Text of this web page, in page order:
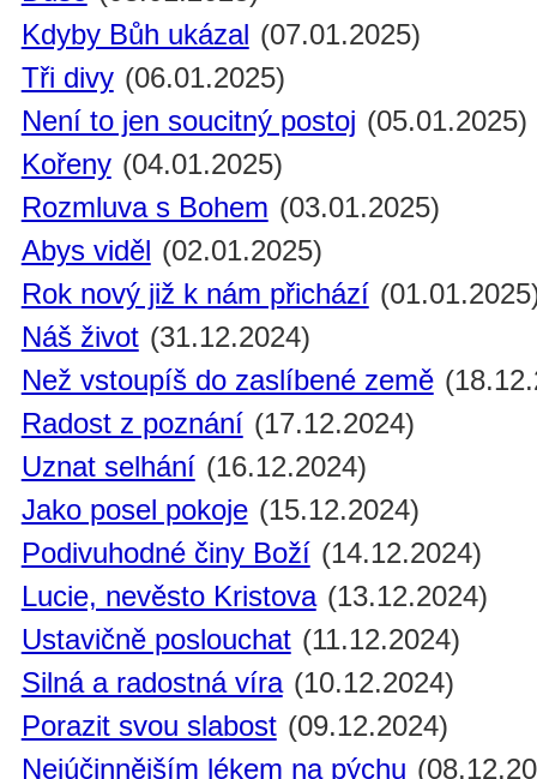
Kdyby Bůh ukázal (07.01.2025)
Tři divy (06.01.2025)
Není to jen soucitný postoj (05.01.2025)
Kořeny (04.01.2025)
Rozmluva s Bohem (03.01.2025)
Abys viděl (02.01.2025)
Rok nový již k nám přichází
Náš život (31.12.2024)
Než vstoupíš do zaslíbené země
Radost z poznání (17.12.2024)
Uznat selhání (16.12.2024)
Jako posel pokoje (15.12.2024)
Podivuhodné činy Boží (14.12.2024)
Lucie, nevěsto Kristova (13.12.2024)
Ustavičně poslouchat (11.12.2024)
Silná a radostná víra (10.12.2024)
Porazit svou slabost (09.12.2024)
Nejúčinnějším lékem na pýchu